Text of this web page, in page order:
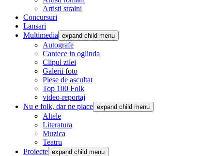
Artisti straini
Concursuri
Lansari
Multimedia expand child menu
Autografe
Cantece in oglinda
Clipul zilei
Galerii foto
Piese de ascultat
Top 100 Folk
video-reportaj
Nu e folk, dar ne place expand child menu
Altele
Literatura
Muzica
Teatru
Proiecte expand child menu